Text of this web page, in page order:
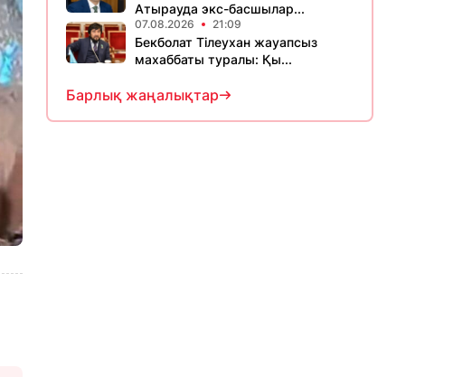
Атырауда экс-басшылар...
07.08.2026 21:09
Бекболат Тілеухан жауапсыз
махаббаты туралы: Қы...
Барлық жаңалықтар